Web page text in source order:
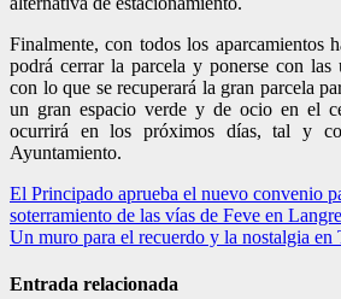
Finalmente, con todos los aparcamientos
podrá cerrar la parcela y ponerse con las
con lo que se recuperará la gran parcela
un gran espacio verde y de ocio en el
ocurrirá en los próximos días, tal y
Ayuntamiento.
Navegación
de
El Principado aprueba el nuevo convenio
soterramiento de las vías de Feve en
Un muro para el recuerdo y la nostalgia en
Entrada relacionada